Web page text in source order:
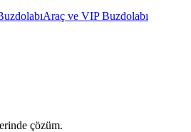
Araç ve VIP Buzdolabı
çözüm.